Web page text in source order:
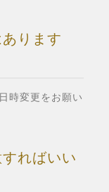
ります
時変更をお願い
ればいい